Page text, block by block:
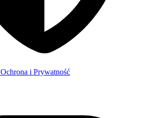
Ochrona i Prywatność